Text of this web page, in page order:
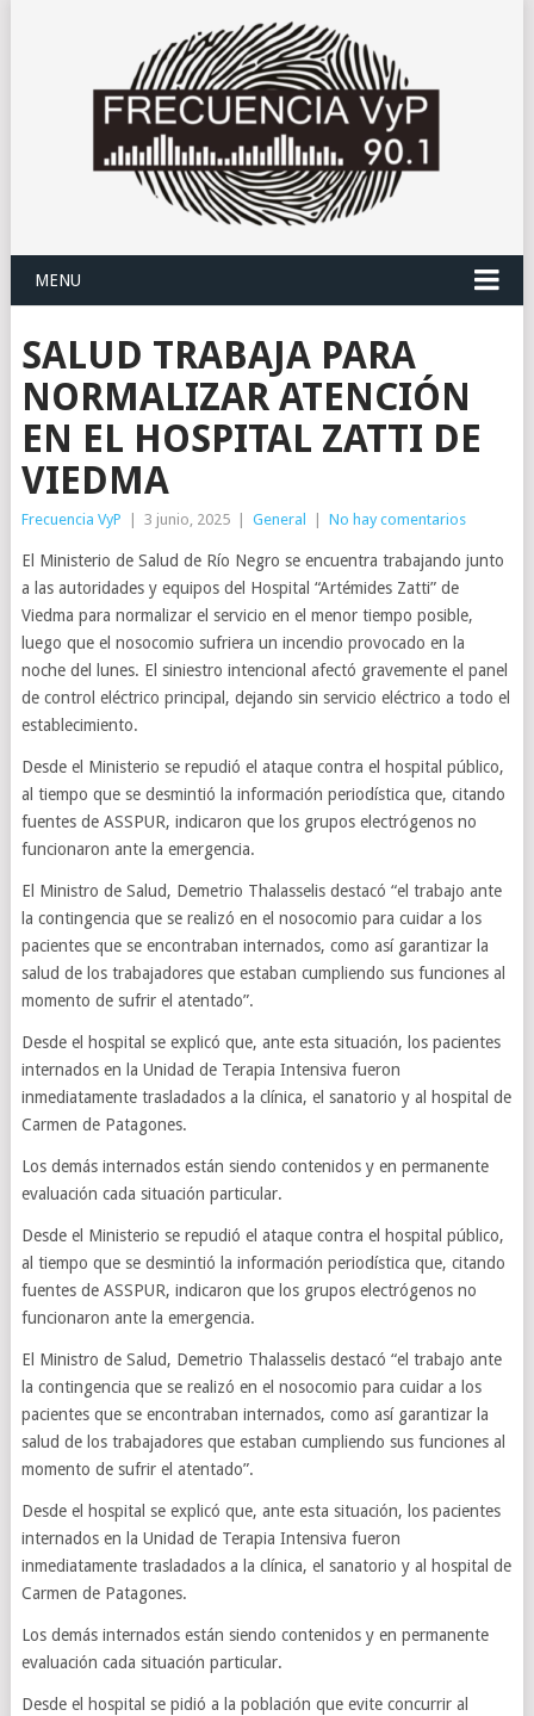
MENU
SALUD TRABAJA PARA
NORMALIZAR ATENCIÓN
EN EL HOSPITAL ZATTI DE
VIEDMA
Frecuencia VyP 3 junio, 2025 General No hay comentarios
El Ministerio de Salud de Río Negro se encuentra trabajando junto
a las autoridades y equipos del Hospital “Artémides Zatti” de
Viedma para normalizar el servicio en el menor tiempo posible,
luego que el nosocomio sufriera un incendio provocado en la
noche del lunes. El siniestro intencional afectó gravemente el panel
de control eléctrico principal, dejando sin servicio eléctrico a todo el
establecimiento.
Desde el Ministerio se repudió el ataque contra el hospital público,
al tiempo que se desmintió la información periodística que, citando
fuentes de ASSPUR, indicaron que los grupos electrógenos no
funcionaron ante la emergencia.
El Ministro de Salud, Demetrio Thalasselis destacó “el trabajo ante
la contingencia que se realizó en el nosocomio para cuidar a los
pacientes que se encontraban internados, como así garantizar la
salud de los trabajadores que estaban cumpliendo sus funciones al
momento de sufrir el atentado”.
Desde el hospital se explicó que, ante esta situación, los pacientes
internados en la Unidad de Terapia Intensiva fueron
inmediatamente trasladados a la clínica, el sanatorio y al hospital de
Carmen de Patagones.
Los demás internados están siendo contenidos y en permanente
evaluación cada situación particular.
Desde el Ministerio se repudió el ataque contra el hospital público,
al tiempo que se desmintió la información periodística que, citando
fuentes de ASSPUR, indicaron que los grupos electrógenos no
funcionaron ante la emergencia.
El Ministro de Salud, Demetrio Thalasselis destacó “el trabajo ante
la contingencia que se realizó en el nosocomio para cuidar a los
pacientes que se encontraban internados, como así garantizar la
salud de los trabajadores que estaban cumpliendo sus funciones al
momento de sufrir el atentado”.
Desde el hospital se explicó que, ante esta situación, los pacientes
internados en la Unidad de Terapia Intensiva fueron
inmediatamente trasladados a la clínica, el sanatorio y al hospital de
Carmen de Patagones.
Los demás internados están siendo contenidos y en permanente
evaluación cada situación particular.
Desde el hospital se pidió a la población que evite concurrir al